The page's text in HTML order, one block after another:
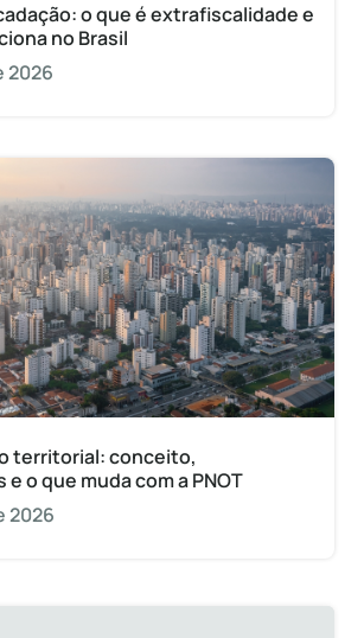
o que é extrafiscalidade e
no Brasil
2026
territorial: conceito,
o que muda com a PNOT
2026